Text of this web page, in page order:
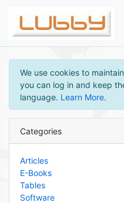
We use cookies to
you can log in and keep
language. Learn More.
Categories
Articles
E-Books
Tables
Software